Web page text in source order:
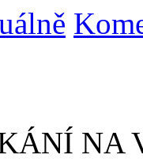
NA